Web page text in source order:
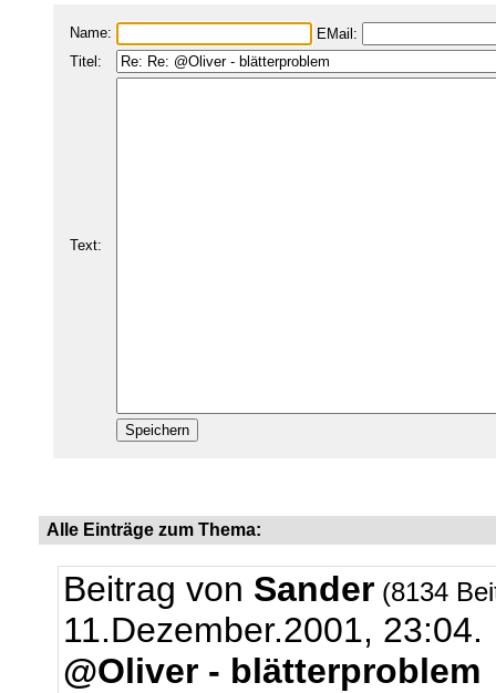
Name:
EMail:
Titel:
Text:
Alle Einträge zum Thema:
Beitrag von Sander (8134
11.Dezember.2001, 23:04.
@Oliver - blätterproblem